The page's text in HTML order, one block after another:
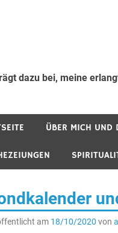
dazu bei, meine
ÜBER MICH UND
am 18/10/2020 von